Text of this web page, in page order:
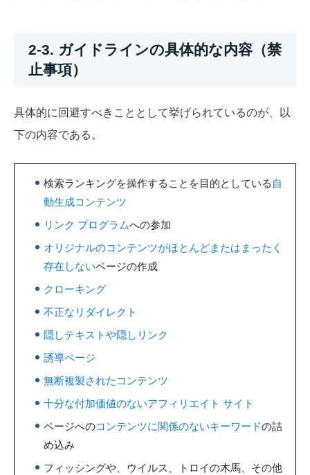
2-3. ガイドラインの具体的な内容（禁
止事項）
具体的に回避すべきこととして挙げられているのが、以
下の内容である。
検索ランキングを操作することを目的としている 自
動生成コンテンツ
リンク プログラムへの参加
オリジナルのコンテンツがほとんどまたはまったく
存在しないページの作成
クローキング
不正なリダイレクト
隠しテキストや隠しリンク
誘導ページ
無断複製されたコンテンツ
十分な付加価値のないアフィリエイト サイト
ページへのコンテンツに関係のないキーワードの詰
め込み
フィッシングや、ウイルス、トロイの木馬、その他